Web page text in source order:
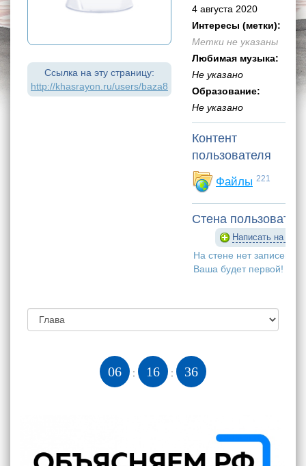
Ссылка на эту страницу:
http://khasrayon.ru/users/baza8
4 августа 2020
Интересы (метки):
Метки не указаны
Любимая музыка:
Не указано
Образование:
Не указано
Контент
пользователя
Файлы 221
Стена
Написать на
На стене нет записей.
Ваша будет первой!
06 : 16 : 36